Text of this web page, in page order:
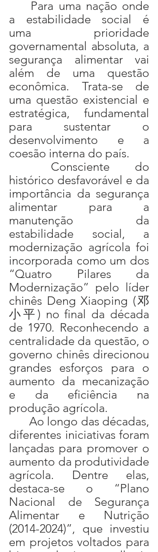
a estabilidade social é
uma prioridade
governamental absoluta, a
segurança alimentar vai
além de uma questão
econômica. Trata-se de
uma questão existencial e
estratégica, fundamental
para sustentar o
desenvolvimento e a
coesão interna do país.
histórico desfavorável e da
importância da segurança
alimentar para a
manutenção da
estabilidade social, a
modernização agrícola foi
incorporada como um dos
“Quatro Pilares da
Modernização” pelo líder
chinês Deng Xiaoping (邓
小平) no final da década
de 1970. Reconhecendo a
centralidade da questão, o
governo chinês direcionou
grandes esforços para o
aumento da mecanização
e da eficiência na
produção agrícola.
diferentes iniciativas foram
lançadas para promover o
aumento da produtividade
agrícola. Dentre elas,
destaca-se o “Plano
Nacional de Segurança
Alimentar e Nutrição
(2014-2024)”, que investiu
em projetos voltados para